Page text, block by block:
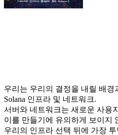
우리는 우리의 결정을 내릴 배
Solana 인프라 및 네트워크.
서버와 네트워크는 새로운 사용
이를 만들기에 유의하게 보이지
우리의 인프라 선택 뒤에 가장